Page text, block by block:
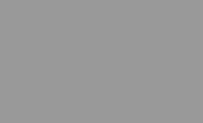
proporcionar a tu mascota la